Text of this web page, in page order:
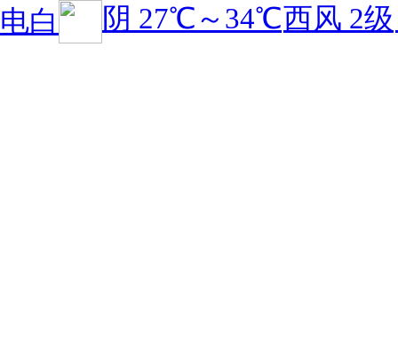
电白 阴 27℃～ 34℃西风 2级